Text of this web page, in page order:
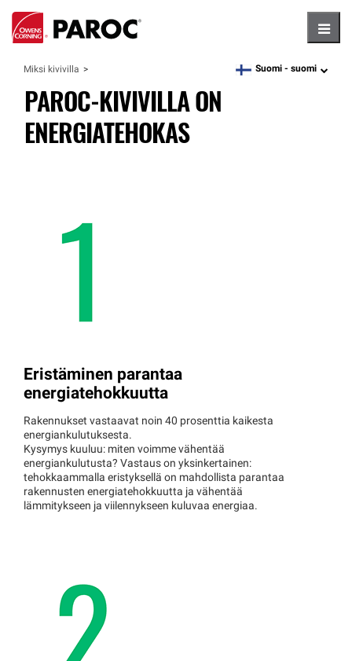
Miksi kivivilla language
Suomi - suomi
PAROC-KIVIVILLA ON
ENERGIATEHOKAS
Eristäminen parantaa
energiatehokkuutta
Rakennukset vastaavat noin 40 prosenttia kaikesta
energiankulutuksesta.
Kysymys kuuluu: miten voimme vähentää
energiankulutusta? Vastaus on yksinkertainen:
tehokkaammalla eristyksellä on mahdollista parantaa
rakennusten energiatehokkuutta ja vähentää
lämmitykseen ja viilennykseen kuluvaa energiaa.